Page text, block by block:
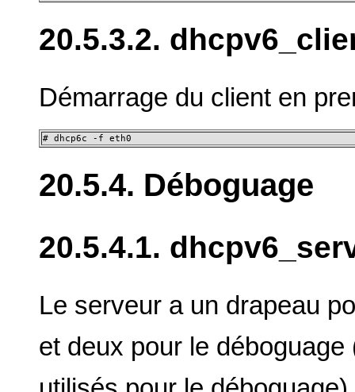
20.5.3.2.
Démarrage du client en
# dhcp6c -f eth0
20.5.4. Déboguage
20.5.4.1.
Le serveur a un drapeau
et deux pour le